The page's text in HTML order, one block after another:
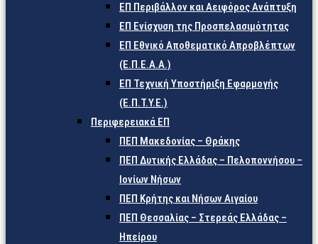
ΕΠ Περιβάλλον και Αειφόρος Ανάπτυξη
ΕΠ Ενίσχυση της Προσπελασιμότητας
ΕΠ Εθνικό Αποθεματικό Απροβλέπτων
(Ε.Π.Ε.Α.Α.)
ΕΠ Τεχνική Υποστήριξη Εφαρμογής
(Ε.Π.Τ.Υ.Ε.)
Περιφερειακά ΕΠ
ΠΕΠ Μακεδονίας – Θράκης
ΠΕΠ Δυτικής Ελλάδας – Πελοποννήσου –
Ιονίων Νήσων
ΠΕΠ Κρήτης και Νήσων Αιγαίου
ΠΕΠ Θεσσαλίας – Στερεάς Ελλάδας –
Ηπείρου